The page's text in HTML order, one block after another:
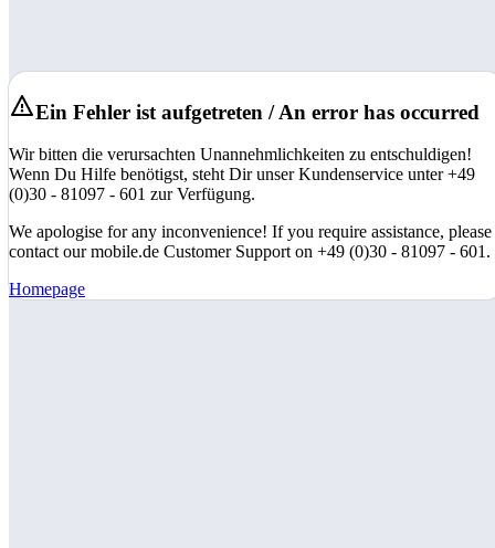
Ein Fehler ist aufgetreten / An error has occurred
Wir bitten die verursachten Unannehmlichkeiten zu entschuldigen!
Wenn Du Hilfe benötigst, steht Dir unser Kundenservice unter +49
(0)30 - 81097 - 601 zur Verfügung.
We apologise for any inconvenience! If you require assistance, please
contact our mobile.de Customer Support on +49 (0)30 - 81097 - 601.
Homepage